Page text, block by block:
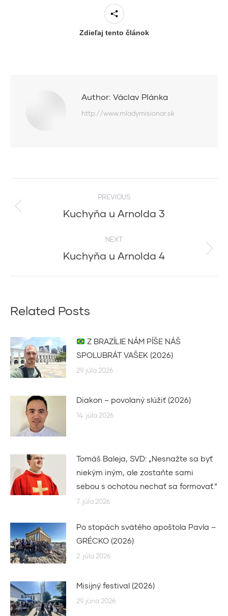
Zdieľaj tento článok
Author: Václav Plánka
http://www.mladymisionar.sk
navigation
PREVIOUS
Previous
Kuchyňa u Arnolda 3
NEXT
Next
Kuchyňa u Arnolda 4
Related Posts
Z BRAZÍLIE NÁM PÍŠE NÁŠ
SPOLUBRÁT VAŠEK (2026)
29. júla 2026
Diakon – povolaný slúžiť (2026)
14. júla 2026
Tomáš Baleja, SVD: „Nesnažte sa byť
niekým iným, ale zostaňte sami
sebou s ochotou nechať sa formovať.“
7. júla 2026
Po stopách svätého apoštola Pavla –
GRÉCKO (2026)
2. júla 2026
Misijný festival (2026)
29. júna 2026